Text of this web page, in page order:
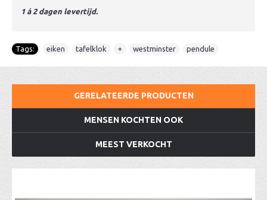
1 á 2 dagen levertijd.
Tags: eiken tafelklok + westminster pendule
GERELATEERDE PRODUCTEN
MENSEN KOCHTEN OOK
MEEST VERKOCHT